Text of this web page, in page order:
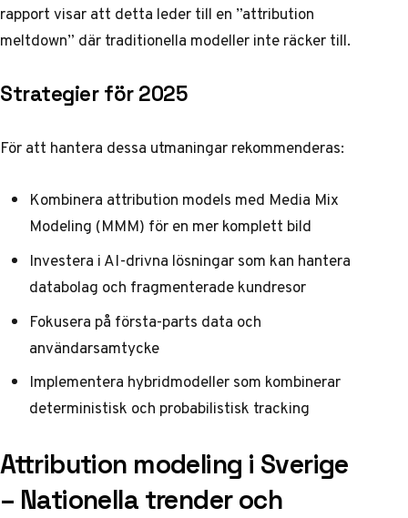
rapportvisar att detta leder till en ”attribution
meltdown” där traditionella modeller inte räcker till.
Strategier för 2025
För att hantera dessa utmaningar rekommenderas:
Kombinera attribution models med Media Mix
Modeling (MMM) för en mer komplett bild
Investera i AI-drivna lösningar som kan hantera
databolag och fragmenterade kundresor
Fokusera på första-parts data och
användarsamtycke
Implementera hybridmodeller som kombinerar
deterministisk och probabilistisk tracking
Attribution modeling i Sverige
– Nationella trender och